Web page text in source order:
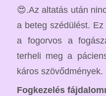
😍.Az altatás után
a beteg szédülést.
a fogorvos a
terheli meg a
káros szövődmények.
Fogkezelés